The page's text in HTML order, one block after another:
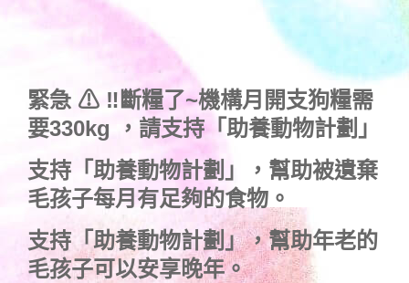
緊急 ⚠ ‼斷糧了~機構月開支狗糧需
要330kg ， 請支持「助養動物計劃」
支持 「助養動物計劃」
，幫助被遺棄
毛孩子每月有足夠的食物。
支持 「助養動物計劃」，幫助年老的
毛孩子可以安享晚年。